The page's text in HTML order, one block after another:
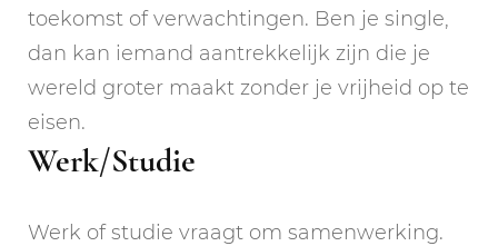
toekomst of verwachtingen. Ben je single,
dan kan iemand aantrekkelijk zijn die je
wereld groter maakt zonder je vrijheid op te
eisen.
Werk/Studie
Werk of studie vraagt om samenwerking.